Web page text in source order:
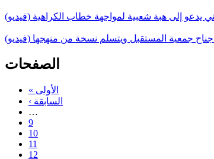
يدعو إلى هبة شعبية لمواجهة خطاب الكراهية (فيديو)
جناح جمعية المستقبل ويتسلم نسخة من منهجها (فيديو)
الصفحات
« الأولى
‹ السابقة
…
9
10
11
12